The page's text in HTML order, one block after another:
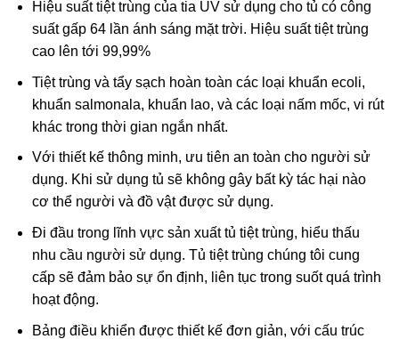
Hiệu suất tiệt trùng của tia UV sử dụng cho tủ có công
suất gấp 64 lần ánh sáng mặt trời. Hiệu suất tiệt trùng
cao lên tới 99,99%
Tiệt trùng và tẩy sạch hoàn toàn các loại khuẩn ecoli,
khuẩn salmonala, khuẩn lao, và các loại nấm mốc, vi rút
khác trong thời gian ngắn nhất.
Với thiết kế thông minh, ưu tiên an toàn cho người sử
dụng. Khi sử dụng tủ sẽ không gây bất kỳ tác hại nào
cơ thể người và đồ vật được sử dụng.
Đi đầu trong lĩnh vực sản xuất tủ tiệt trùng, hiểu thấu
nhu cầu người sử dụng. Tủ tiệt trùng chúng tôi cung
cấp sẽ đảm bảo sự ổn định, liên tục trong suốt quá trình
hoạt động.
Bảng điều khiển được thiết kế đơn giản, với cấu trúc